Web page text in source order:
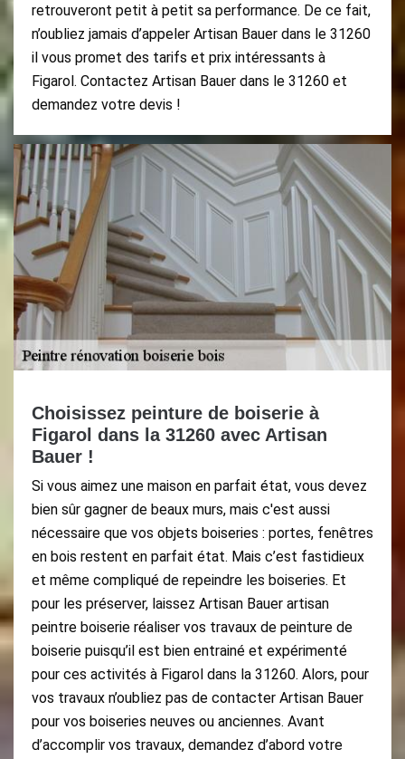
retrouveront petit à petit sa performance. De ce fait,
n’oubliez jamais d’appeler Artisan Bauer dans le 31260
il vous promet des tarifs et prix intéressants à
Figarol. Contactez Artisan Bauer dans le 31260 et
demandez votre devis !
Choisissez peinture de boiserie à
Figarol dans la 31260 avec Artisan
Bauer !
Si vous aimez une maison en parfait état, vous devez
bien sûr gagner de beaux murs, mais c'est aussi
nécessaire que vos objets boiseries : portes, fenêtres
en bois restent en parfait état. Mais c’est fastidieux
et même compliqué de repeindre les boiseries. Et
pour les préserver, laissez Artisan Bauer artisan
peintre boiserie réaliser vos travaux de peinture de
boiserie puisqu’il est bien entrainé et expérimenté
pour ces activités à Figarol dans la 31260. Alors, pour
vos travaux n’oubliez pas de contacter Artisan Bauer
pour vos boiseries neuves ou anciennes. Avant
d’accomplir vos travaux, demandez d’abord votre